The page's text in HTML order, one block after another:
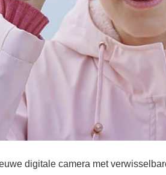
digitale camera met